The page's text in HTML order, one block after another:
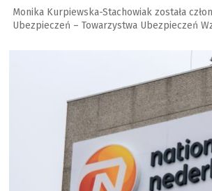
Monika Kurpiewska-Stachowiak została
Ubezpieczeń – Towarzystwa Ubezpieczeń